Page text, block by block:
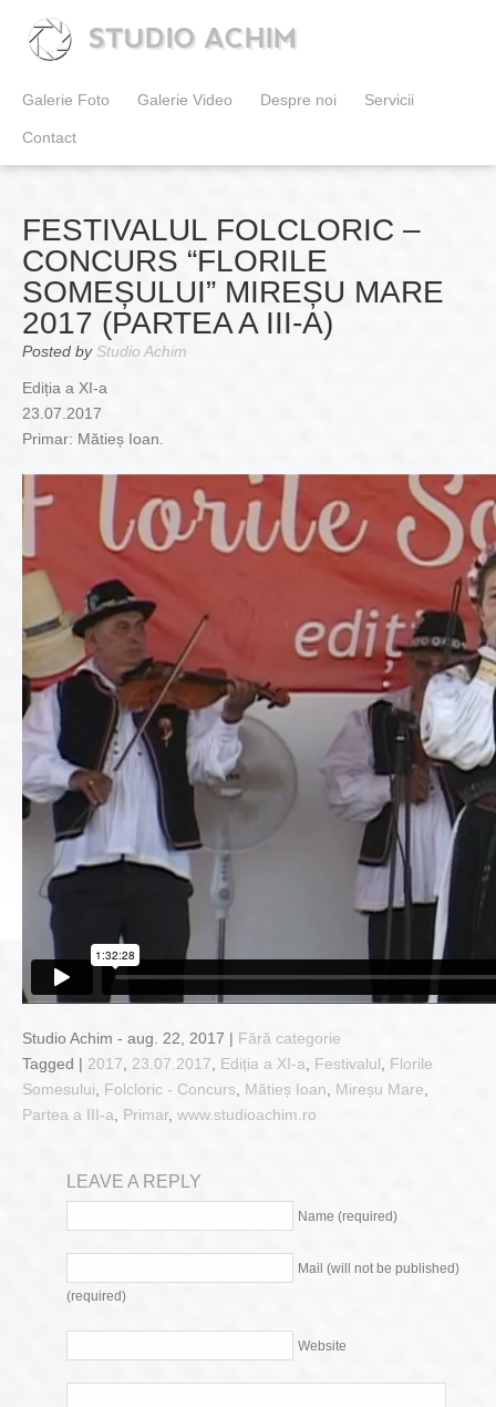
STUDIO ACHIM
Galerie Foto Galerie Video Despre noi Servicii
Contact
FESTIVALUL FOLCLORIC –
CONCURS “FLORILE
SOMEȘULUI” MIREȘU MARE
2017 (PARTEA A III-A)
Posted byStudio Achim
Ediția a XI-a
23.07.2017
Primar: Mătieș Ioan.
Studio Achim - aug. 22, 2017 | Fără categorie
Tagged | 2017 23.07.2017 Ediția a XI-a Festivalul
Florile
Somesului
Folcloric - Concurs Mătieș Ioan Mireșu Mare
Partea a III-a
Primar, www.studioachim.ro
LEAVE A REPLY
Name (required)
Mail (will not be published)
(required)
Website